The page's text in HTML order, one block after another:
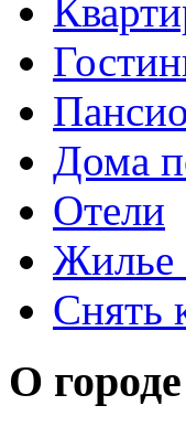
Дома
Отели
Жилье
Снять
О городе